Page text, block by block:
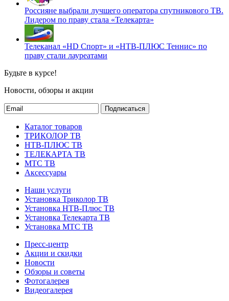
Россияне выбрали лучшего оператора спутникового ТВ.
Лидером по праву стала «Телекарта»
Телеканал «HD Спорт» и «НТВ-ПЛЮС Теннис» по
праву стали лауреатами
Будьте в курсе!
Новости, обзоры и акции
Подписаться
Каталог товаров
ТРИКОЛОР ТВ
НТВ-ПЛЮС ТВ
ТЕЛЕКАРТА ТВ
МТС ТВ
Аксессуары
Наши услуги
Установка Триколор ТВ
Установка НТВ-Плюс ТВ
Установка Телекарта ТВ
Установка МТС ТВ
Пресс-центр
Акции и скидки
Новости
Обзоры и советы
Фотогалерея
Видеогалерея